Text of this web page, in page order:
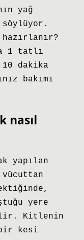
yağ
1 tatlı
dakika
bakımı
nasıl
yapılan
yere
Kitlenin
kesi